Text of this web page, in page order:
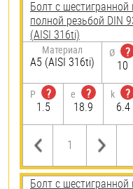
Болт с
полной резьбой DIN
(AISI 316ti)
Материал
А5 (AISI 316ti)
Ø
?
10
P
?
1.5
e
?
18.9
k
?
6.4
Болт с